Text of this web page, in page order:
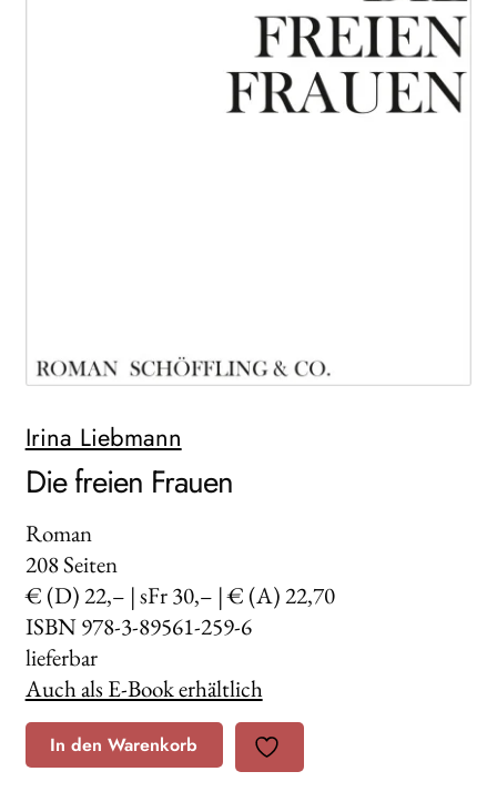
Irina Liebmann
Die freien Frauen
Roman
208Seiten
€ (D) 22,– | sFr 30,– | € (A) 22,70
ISBN 978-3-89561-259-6
lieferbar
Auch als E-Book erhältlich
In den Warenkorb